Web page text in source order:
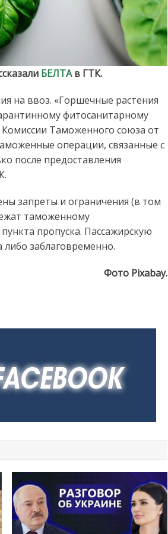
БЕЛТАв ГТК.
на ввоз. «Горшечные растения
фитосанитарному
Таможенного союза от
операции, связанные с
после предоставления
запреты и ограничения (в том
таможенному
пропуска. Пассажирскую
заблаговременно.
Фото Pixabay.